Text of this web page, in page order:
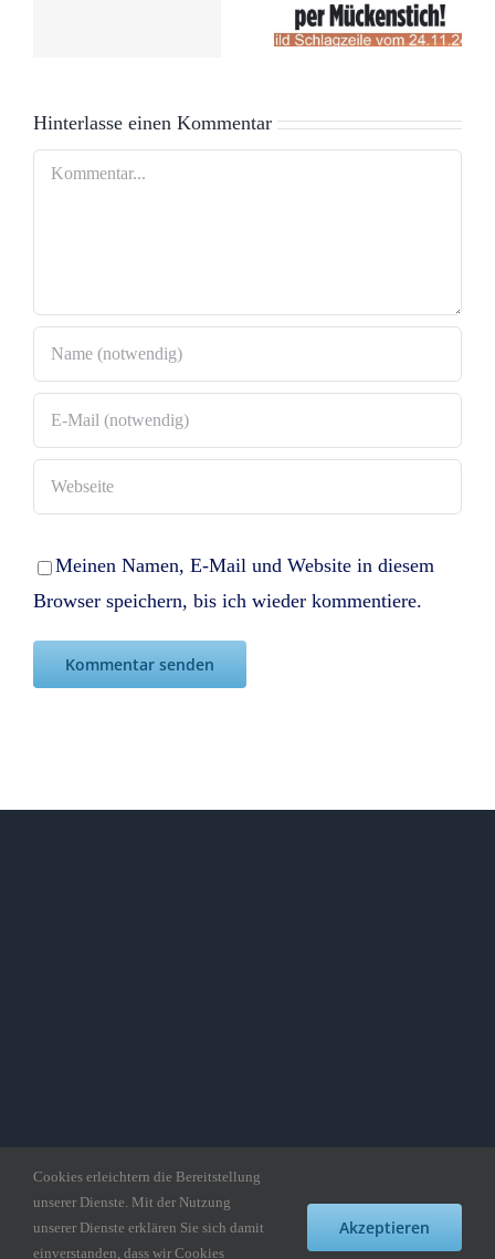
Demokratie
Hinterlasse einen Kommentar
Kommentar
Meinen Namen, E-Mail und Website in diesem
Browser speichern, bis ich wieder kommentiere.
Copyright gedankepuzzle.de
Facebook InstagramPinterest
Cookies erleichtern die Bereitstellung
unserer Dienste. Mit der Nutzung
unserer Dienste erklären Sie sich damit
einverstanden, dass wir Cookies
Akzeptieren